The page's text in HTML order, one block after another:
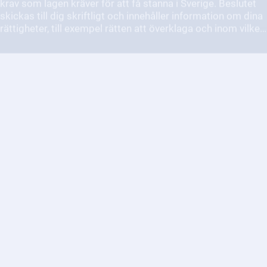
riskerar annars att vistas olagligt och kan få återrese­
förbud. Det är viktigt att du läser beslutet noggrant och
agerar i god tid.